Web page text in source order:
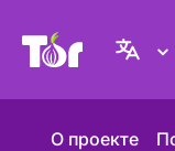
Веб-сайт
О проекте